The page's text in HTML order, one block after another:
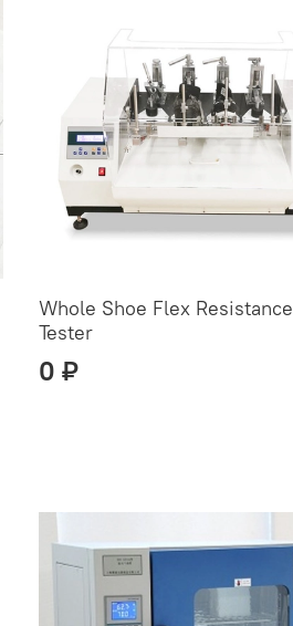
Whole Shoe Flex Resistance
Tester
0 ₽